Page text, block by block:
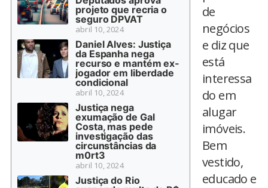
projeto que recria o
seguro DPVAT
abril 10, 2024
Daniel Alves: Justiça
da Espanha nega
recurso e mantém ex-
jogador em liberdade
condicional
abril 10, 2024
Justiça nega
exumação de Gal
Costa, mas pede
investigação das
circunstâncias da
m0rt3
abril 10, 2024
Justiça do Rio
de
negócios
e diz que
está
interessa
do em
alugar
imóveis.
Bem
vestido,
educado e